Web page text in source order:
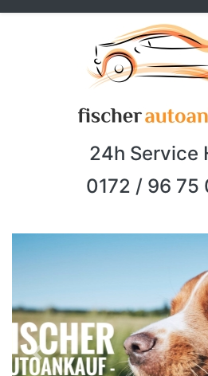
24h Service
0172 / 96 75
Previous